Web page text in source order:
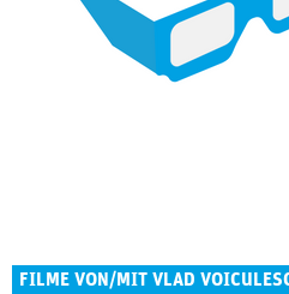
FILME VON/MIT VLAD